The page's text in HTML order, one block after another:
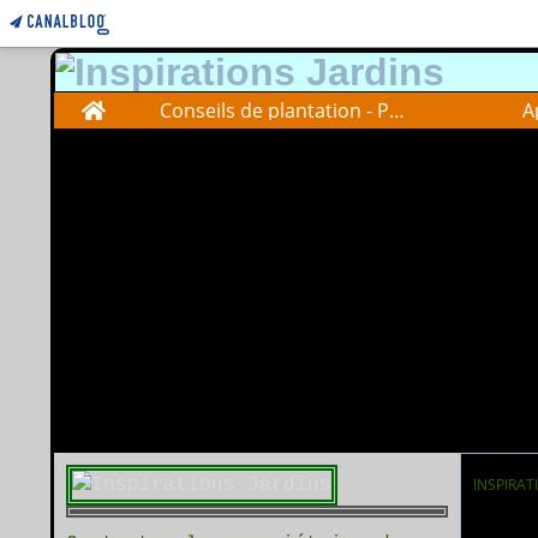
Home Conseils de plantation - Plantations advise